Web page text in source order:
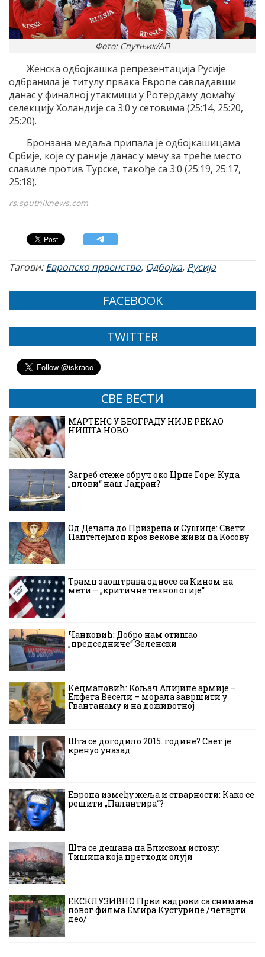
Фото: Спутњик/АП
Женска одбојкашка репрезентација Русије
одбранила је титулу првака Европе савладавши
данас у финалној утакмици у Ротердаму домаћу
селекцију Холандије са 3:0 у сетовима (25:14, 25:20,
25:20).
Бронзана медаља припала је одбојкашицама
Србије, које су раније данас у мечу за треће место
славиле против Турске, такође са 3:0 (25:19, 25:17,
25:18).
rs.sputniknews.com
Тагови:Европско првенство, Одбојка, Русија
FACEBOOK
TWITTER
СВЕ ВЕСТИ
МАРТЕНС У БЕОГРАДУ НИЈЕ РЕКАО
НИШТА НОВО
Загреб стеже обруч око Црне Горе: Куда
„плови“ наш Јадран?
Од Дечана до Призрена и Сушице: Свети
Пантелејмон кроз векове живи на Косову
Трамп заоштрава односе са Кином на
мети – „критичне технологије“
Чанковић: Добро нам отишао
„председниче“ Зеленски
Кецмановић: Кољач Алијине армије –
Елфета Весели – морала завршити у
Гвантанаму и на доживотној
Шта се догодило 2015. године? Свет је
кренуо уназад
Европа између жеља и стварности: Како се
решити „Палантира“?
Шта се дешава на Блиском истоку:
Тишина која претходи олуји
ЕКСКЛУЗИВНО Први кадрови са снимања
новог филма Емира Кустурице /четврти
део/